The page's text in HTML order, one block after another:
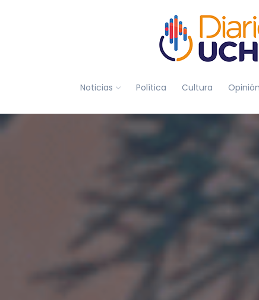
Noticias Política Cultura Opinión